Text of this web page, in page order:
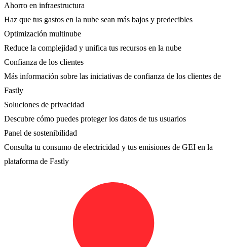
Ahorro en infraestructura
Haz que tus gastos en la nube sean más bajos y predecibles
Optimización multinube
Reduce la complejidad y unifica tus recursos en la nube
Confianza de los clientes
Más información sobre las iniciativas de confianza de los clientes de
Fastly
Soluciones de privacidad
Descubre cómo puedes proteger los datos de tus usuarios
Panel de sostenibilidad
Consulta tu consumo de electricidad y tus emisiones de GEI en la
plataforma de Fastly